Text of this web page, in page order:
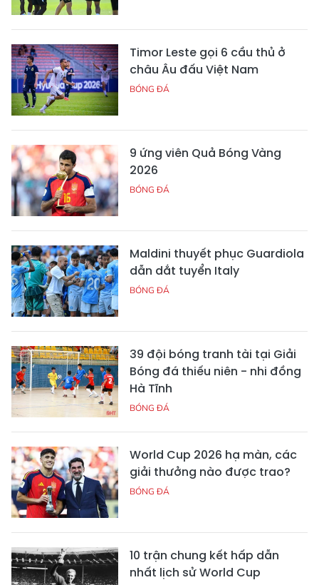
Timor Leste gọi 6 cầu thủ ở
châu Âu đấu Việt Nam
BÓNG ĐÁ
9 ứng viên Quả Bóng Vàng
2026
BÓNG ĐÁ
Maldini thuyết phục Guardiola
dẫn dắt tuyển Italy
BÓNG ĐÁ
39 đội bóng tranh tài tại Giải
Bóng đá thiếu niên - nhi đồng
Hà Tĩnh
BÓNG ĐÁ
World Cup 2026 hạ màn, các
giải thưởng nào được trao?
BÓNG ĐÁ
10 trận chung kết hấp dẫn
nhất lịch sử World Cup